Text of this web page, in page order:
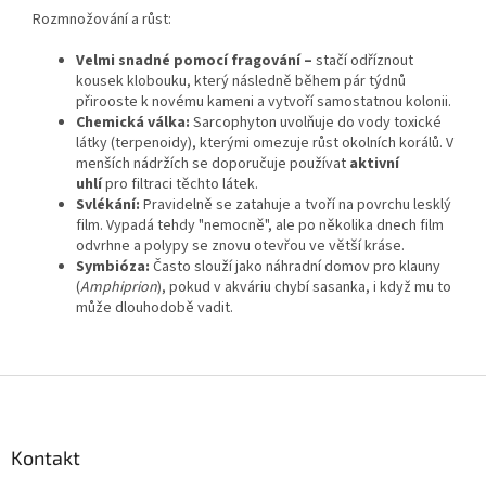
Rozmnožování a růst:
Velmi snadné pomocífragování– stačí odříznout
kousek klobouku, který následně během pár týdnů
přirooste k novému kameni a vytvoří samostatnou kolonii.
Chemická válka: Sarcophyton uvolňuje do vody toxické
látky (terpenoidy), kterými omezuje růst okolních korálů. V
menších nádržích se doporučuje používat aktivní
uhlípro filtraci těchto látek.
Svlékání: Pravidelně se zatahuje a tvoří na povrchu lesklý
film. Vypadá tehdy "nemocně", ale po několika dnech film
odvrhne a polypy se znovu otevřou ve větší kráse.
Symbióza: Často slouží jako náhradní domov pro klauny
(Amphiprion), pokud v akváriu chybí sasanka, i když mu to
může dlouhodobě vadit.
Kontakt